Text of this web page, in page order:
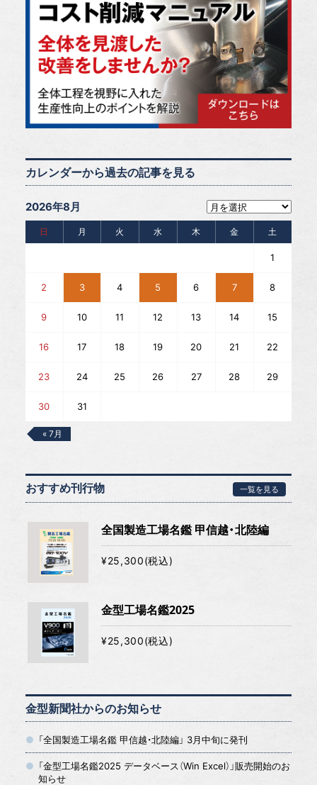
カレンダーから過去の記事を見る
2026年8月
日 月 火 水 木 金 土
1
2 3 4 5 6 7 8
9 10 11 12 13 14 15
16 17 18 19 20 21 22
23 24 25 26 27 28 29
30 31
« 7月
おすすめ刊行物 一覧を見る
全国製造工場名鑑 甲信越・北陸編
¥25,300(税込)
金型工場名鑑2025
¥25,300(税込)
金型新聞社からのお知らせ
「全国製造工場名鑑 甲信越・北陸編」 3月中旬に発刊
「金型工場名鑑2025 データベース（Win Excel）」販売開始のお
知らせ